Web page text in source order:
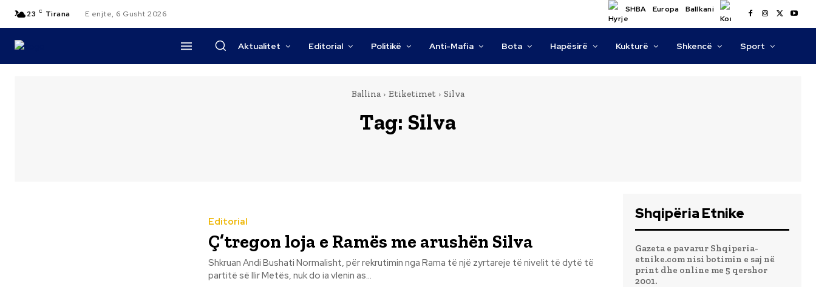
23 C Tirana E enjte, 6 Gusht 2026 SHBA Europa Ballkani
Aktualitet Editorial Politikë Anti-Mafia Bota Hapësirë Kukturë Shkencë Sport
Ballina Etiketimet Silva
Tag: Silva
Editorial
Ç’tregon loja e Ramës me arushën Silva
Shkruan Andi Bushati Normalisht, për rekrutimin nga Rama të një zyrtareje të nivelit të dytë të
partitë së Ilir Metës, nuk do ia vlenin as...
Shqipëria Etnike
Gazeta e pavarur Shqiperia-
etnike.com nisi botimin e saj në
print dhe online me 5 qershor
2001.